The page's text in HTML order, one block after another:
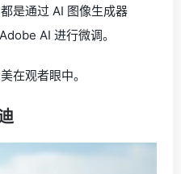
是通过 AI 图像生成器
AI 进行微调。
在观者眼中。